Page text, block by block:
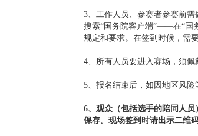
3、工作人员、参赛者参赛前
搜索“国务院客户端”——在“国
规定和要求。在签到时候，需
4、所有人员要进入赛场，须
5、报名结束后，如因地区风险
6、观众（包括选手的陪同人
保存。现场签到时请出示二维